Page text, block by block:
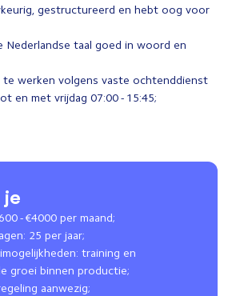
gestructureerd en hebt oog voor
Nederlandse taal goed in woord en
te werken volgens vaste ochtenddienst
en met vrijdag 07:00 - 15:45;
- €4000 per maand;
25 per jaar;
training en
groei binnen productie;
aanwezig;